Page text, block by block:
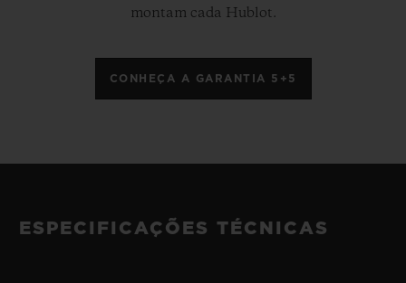
montam cada Hublot.
CONHEÇA A GARANTIA 5+5
ESPECIFICAÇÕES TÉCNICAS